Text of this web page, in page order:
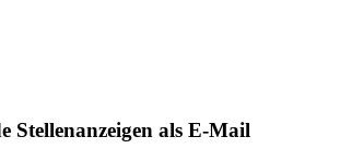
Stellenanzeigen als E-Mail